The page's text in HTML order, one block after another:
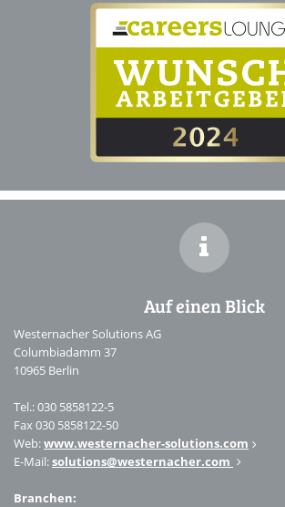
Auf einen Blick
Westernacher Solutions AG
Columbiadamm 37
10965 Berlin
Tel.: 030 5858122-5
Fax 030 5858122-50
Web:www.westernacher-solutions.com
E-Mail:solutions@westernacher.com
Branchen: